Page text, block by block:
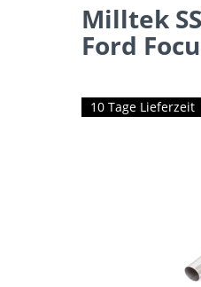
Milltek
Ford
10 Tage Lieferzeit